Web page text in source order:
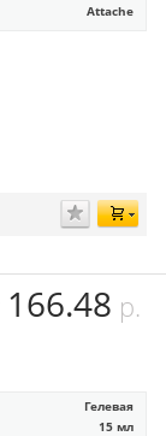
Attache
166.48 р.
Гелевая
15 мл